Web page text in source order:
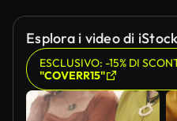
Esplora i video di iStock
ESCLUSIVO: -15% DI
"COVERR15"